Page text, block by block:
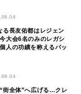
る長友佑都はレジェン
大会6名のみのレガシ
人の功績を称えるパッ
街全体”へ広げる…クレ